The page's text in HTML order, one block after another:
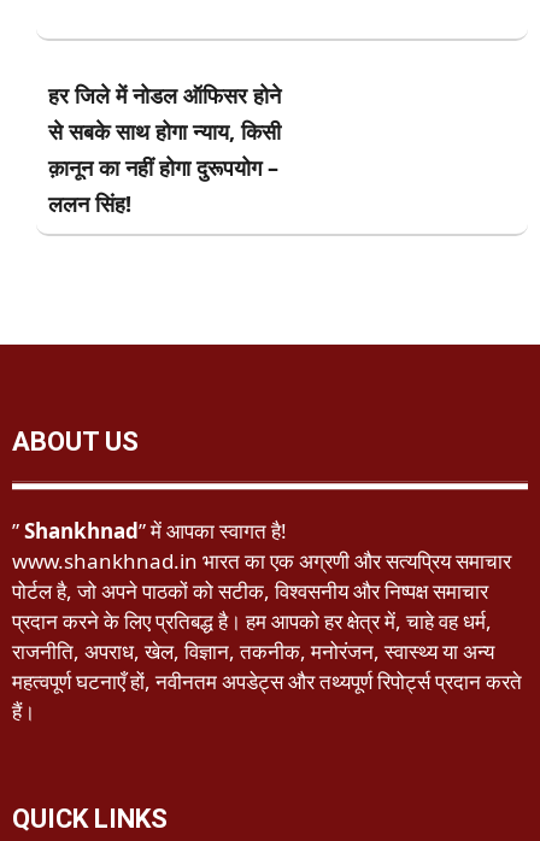
हर जिले में नोडल ऑफिसर होने
से सबके साथ होगा न्याय, किसी
क़ानून का नहीं होगा दुरूपयोग –
ललन सिंह!
ABOUT US
”Shankhnad” में आपका स्वागत है!
www.shankhnad.in भारत का एक अग्रणी और सत्यप्रिय समाचार
पोर्टल है, जो अपने पाठकों को सटीक, विश्वसनीय और निष्पक्ष समाचार
प्रदान करने के लिए प्रतिबद्ध है। हम आपको हर क्षेत्र में, चाहे वह धर्म,
राजनीति, अपराध, खेल, विज्ञान, तकनीक, मनोरंजन, स्वास्थ्य या अन्य
महत्वपूर्ण घटनाएँ हों, नवीनतम अपडेट्स और तथ्यपूर्ण रिपोर्ट्स प्रदान करते
हैं।
QUICK LINKS